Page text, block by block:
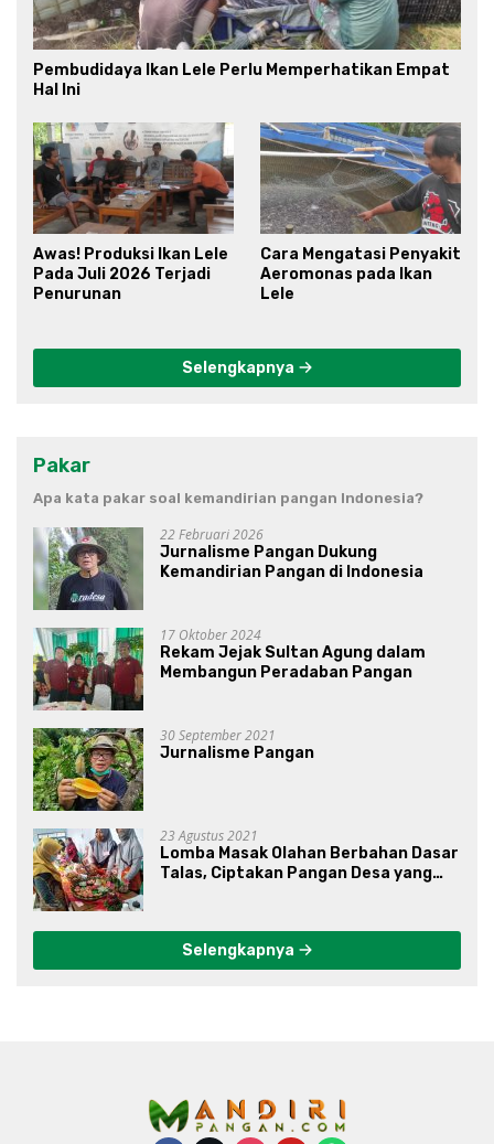
Pembudidaya Ikan Lele Perlu Memperhatikan Empat
Hal Ini
Awas! Produksi Ikan Lele
Pada Juli 2026 Terjadi
Penurunan
Cara Mengatasi Penyakit
Aeromonas pada Ikan
Lele
Selengkapnya
Pakar
Apa kata pakar soal kemandirian pangan Indonesia?
22 Februari 2026
Jurnalisme Pangan Dukung
Kemandirian Pangan di Indonesia
17 Oktober 2024
Rekam Jejak Sultan Agung dalam
Membangun Peradaban Pangan
30 September 2021
Jurnalisme Pangan
23 Agustus 2021
Lomba Masak Olahan Berbahan Dasar
Talas, Ciptakan Pangan Desa yang
Selengkapnya